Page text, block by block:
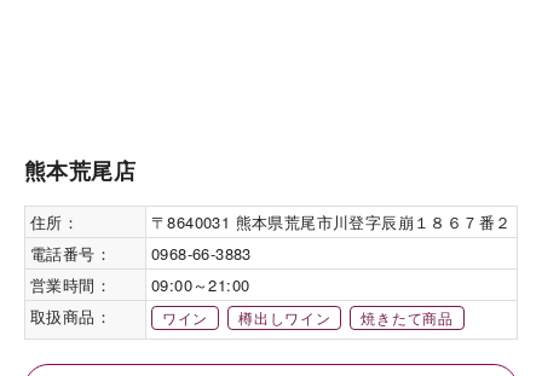
熊本荒尾店
住所：
〒8640031 熊本県荒尾市川登字辰崩１８６７番２
電話番号：
0968-66-3883
営業時間：
09:00～21:00
取扱商品：
ワイン 樽出しワイン 焼きたて商品